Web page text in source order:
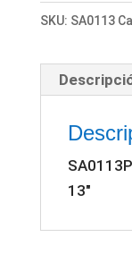
SKU: SA0113
13″